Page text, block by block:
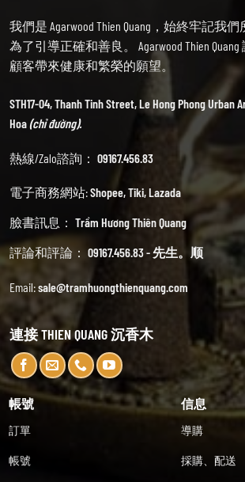
我們是 Agarwood Thien Quang，始終牢記我
為了引導正確和善良。 Agarwood Thien
顧客帶來健康和繁榮的願望。
STH17-04, Thanh Tinh Street, Le Hong Phong Urban
Hoa(chỉ đường).
熱線/Zalo諮詢： 09167.456.83
電子商務網站:Shopee,Tiki,Lazada
臉書訊息： Trầm Hương Thiên Quang
評論和評論： 09167.456.83 - 先生。顺
Email:sale@tramhuongthienquang.com
連接 THIEN QUANG 沉香木
帳號
訂單
帳號
信息
導購
採購、配送